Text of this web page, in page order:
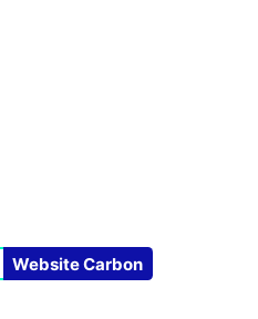
Website Carbon